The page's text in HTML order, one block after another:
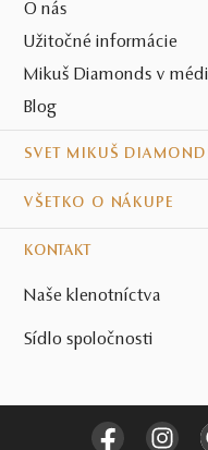
O nás
Užitočné informácie
Mikuš Diamonds v
Blog
SVET MIKUŠ
VŠETKO O NÁKUPE
KONTAKT
Naše klenotníctva
Sídlo spoločnosti